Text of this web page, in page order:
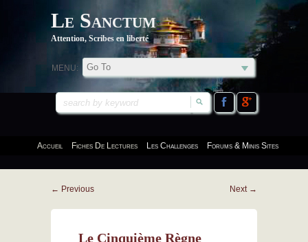
Le Sanctum
Attention, Scribes en liberté
MENU:
Accueil Fiches De Lectures Les Challenges Forums & Minis Sites
← Previous Next →
Le Cinquième Règne